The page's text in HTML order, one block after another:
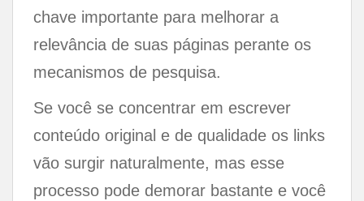
chave importante para melhorar a
relevância de suas páginas perante os
mecanismos de pesquisa.
Se você se concentrar em escrever
conteúdo original e de qualidade os links
vão surgir naturalmente, mas esse
processo pode demorar bastante e você